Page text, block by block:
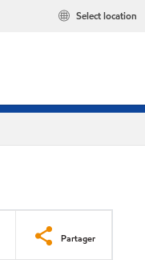
Select location
Partager